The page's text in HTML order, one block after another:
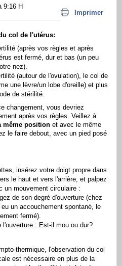
Imprimer
9:16 H
col de l'utérus:
(après vos règles et après
est fermé, dur et bas (un peu
nez).
(autour de l'ovulation), le col de
une lèvre/un lobe d'oreille) et plus
de stérilité.
changement, vous devriez
après vos règles. Veillez à
même position et avec le même
le faire debout, avec un pied posé
insérez votre doigt propre dans
le haut et vers l'arrière, et palpez
un mouvement circulaire :
de son degré d'ouverture (chez
un accouchement spontané, le
fermé).
l'ouverture : Est-il mou ou dur?
thermique, l'observation du col
est nécessaire en plus de la